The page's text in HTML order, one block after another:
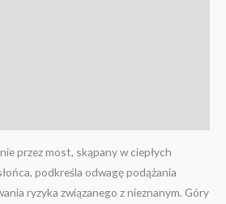
przez most, skąpany w ciepłych
podkreśla odwagę podążania
ryzyka związanego z nieznanym. Góry